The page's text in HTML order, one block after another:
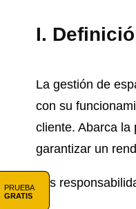
PRUEBA
GRATIS
I.
La gestión de
con su
cliente. Abarca la
garantizar un
Las